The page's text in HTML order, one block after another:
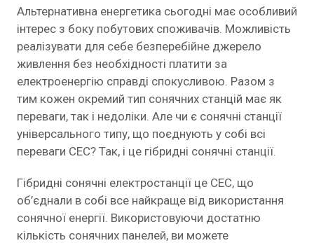
Альтернативна енергетика сьогодні має особливий
інтерес з боку побутових споживачів. Можливість
реалізувати для себе безперебійне джерело
живлення без необхідності платити за
електроенергію справді спокусливою. Разом з
тим кожен окремий тип сонячних станцій має як
переваги, так і недоліки. Але чи є сонячні станції
універсального типу, що поєднують у собі всі
переваги СЕС? Так, і це гібридні сонячні станції.
Гібридні сонячні електростанції це СЕС, що
об’єднали в собі все найкраще від використання
сонячної енергії. Використовуючи достатню
кількість сонячних панелей, ви можете